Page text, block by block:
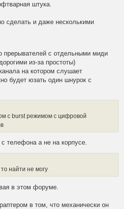
штука.
сделать и даже несколькими
прерывателей с отдельными миди
из-за простоты)
на котором слушает
будет юзать один шнурок с
с burst режимом с цифровой
телефона а не на корпусе.
найти не могу
в этом форуме.
в том, что механически он